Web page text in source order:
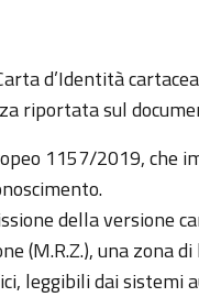
d’Identità
riportata sul
1157/2019, che
della versione
(M.R.Z.), una zona
leggibili dai sistemi